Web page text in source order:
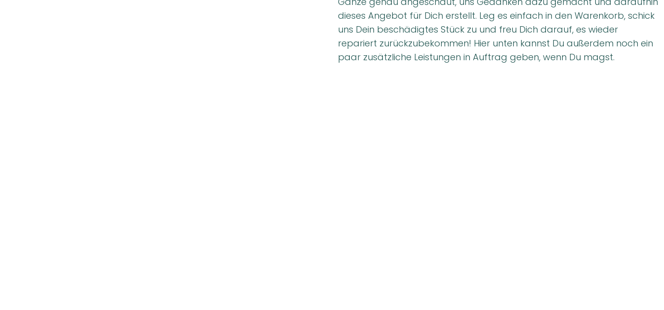
dieses Angebot für Dich erstellt. Leg es einfach in den Warenkorb, schick
uns Dein beschädigtes Stück zu und freu Dich darauf, es wieder
repariert zurückzubekommen! Hier unten kannst Du außerdem noch ein
paar zusätzliche Leistungen in Auftrag geben, wenn Du magst.